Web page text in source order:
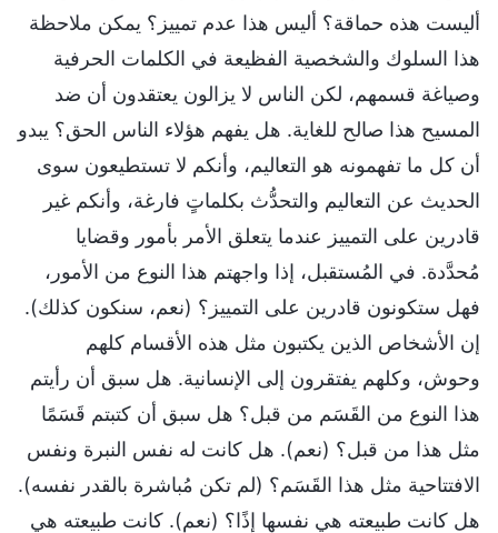
أليست هذه حماقة؟ أليس هذا عدم تمييز؟ يمكن ملاحظة
هذا السلوك والشخصية الفظيعة في الكلمات الحرفية
وصياغة قسمهم، لكن الناس لا يزالون يعتقدون أن ضد
المسيح هذا صالح للغاية. هل يفهم هؤلاء الناس الحق؟ يبدو
أن كل ما تفهمونه هو التعاليم، وأنكم لا تستطيعون سوى
الحديث عن التعاليم والتحدُّث بكلماتٍ فارغة، وأنكم غير
قادرين على التمييز عندما يتعلق الأمر بأمور وقضايا
مُحدَّدة. في المُستقبل، إذا واجهتم هذا النوع من الأمور،
فهل ستكونون قادرين على التمييز؟ (نعم، سنكون كذلك).
إن الأشخاص الذين يكتبون مثل هذه الأقسام كلهم
وحوش، وكلهم يفتقرون إلى الإنسانية. هل سبق أن رأيتم
هذا النوع من القَسَم من قبل؟ هل سبق أن كتبتم قَسَمًا
مثل هذا من قبل؟ (نعم). هل كانت له نفس النبرة ونفس
الافتتاحية مثل هذا القَسَم؟ (لم تكن مُباشرة بالقدر نفسه).
هل كانت طبيعته هي نفسها إذًا؟ (نعم). كانت طبيعته هي